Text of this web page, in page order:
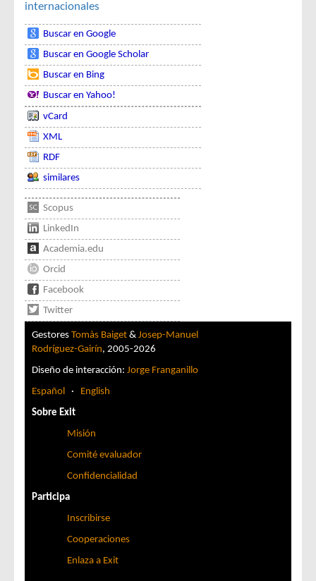
internacionales
Buscar en Google
Buscar en Google Scholar
Buscar en Bing
Buscar en Yahoo!
vCard
XML
RDF
similares
Scopus
LinkedIn
Academia.edu
Orcid
Facebook
Twitter
Gestores Tomàs Baiget & Josep-Manuel
Rodríguez-Gairín, 2005-2026
Diseño de interacción: Jorge Franganillo
Español · English
Sobre Exit
Misión
Comité evaluador
Confidencialidad
Participa
Inscribirse
Cooperaciones
Enlaza a Exit